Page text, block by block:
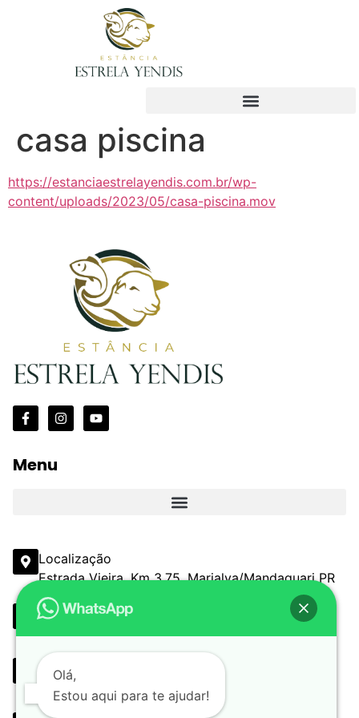
casa piscina
https://estanciaestrelayendis.com.br/wp-
content/uploads/2023/05/casa-piscina.mov
Menu
Localização
Estrada Vieira, Km 3,75, Marialva/Mandaguari PR
Email
comercial@estanciaestrelayendis.com.br
Telefone
(44) 3090-6513 (44) 3232-3367
Olá,
Estou aqui para te ajudar!